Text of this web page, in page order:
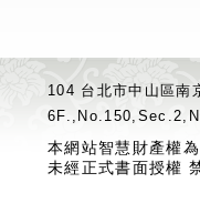
104 台北市中山區
本網站智慧財產權
未經正式書面授權